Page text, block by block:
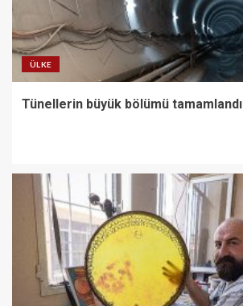
ÜLKE
Tünellerin büyük bölümü tamamlandı